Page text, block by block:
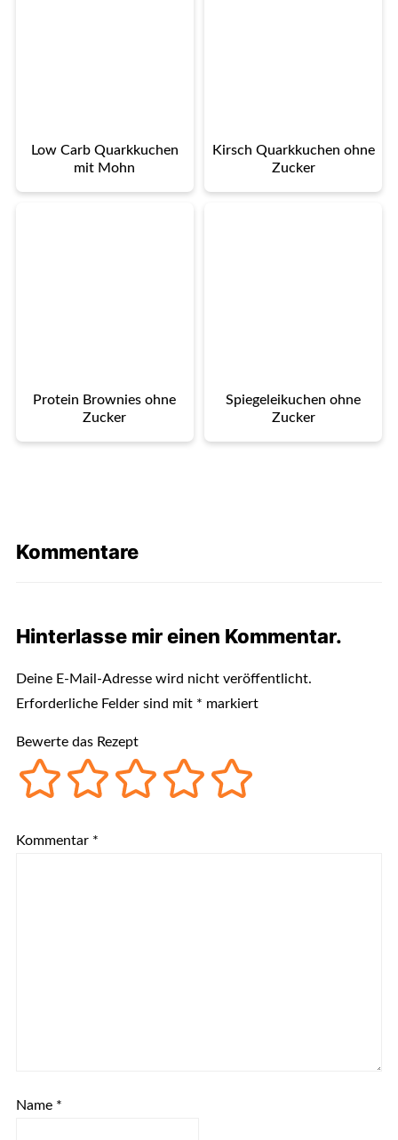
Low Carb Quarkkuchen
mit Mohn
Kirsch Quarkkuchen ohne
Zucker
Protein Brownies ohne
Zucker
Spiegeleikuchen ohne
Zucker
Kommentare
Hinterlasse mir einen Kommentar.
Deine E-Mail-Adresse wird nicht veröffentlicht.
Erforderliche Felder sind mit * markiert
Bewerte das Rezept
Kommentar *
Name *